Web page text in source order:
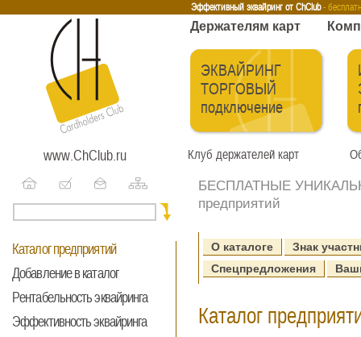
Эффективный эквайринг от ChClub -
Интернет-эквайринг Тренинги Бесплатные сервисы
Держателям карт
ЭКВАЙРИНГ
ТОРГОВЫЙ
подключение
www.ChClub.ru Клуб держателей карт
Каталог предприятий
Добавление в каталог
Рентабельность эквайринга
Эффективность эквайринга
БЕСПЛАТНЫЕ
предприятий
О каталоге
Знак
Спецпредложения
Каталог